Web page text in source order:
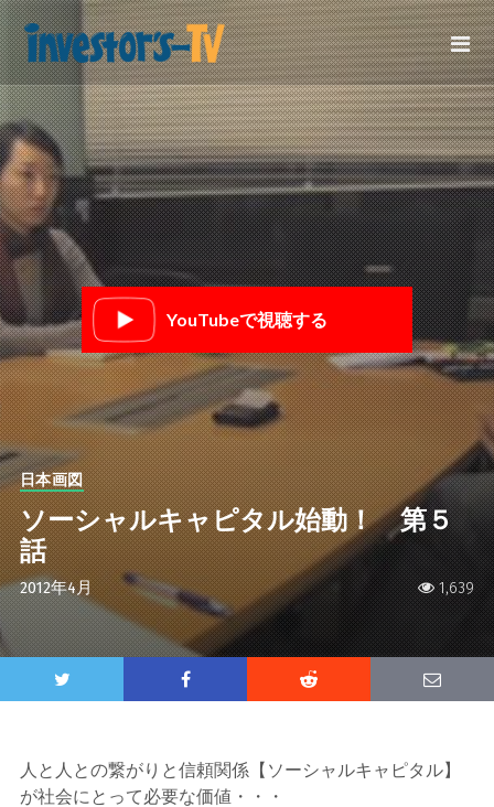
YouTubeで視聴する
1,639
日本画図
ソーシャルキャピタル始動！ 第５
話
2012年4月
人と人との繋がりと信頼関係【ソーシャルキャピタル】
が社会にとって必要な価値・・・